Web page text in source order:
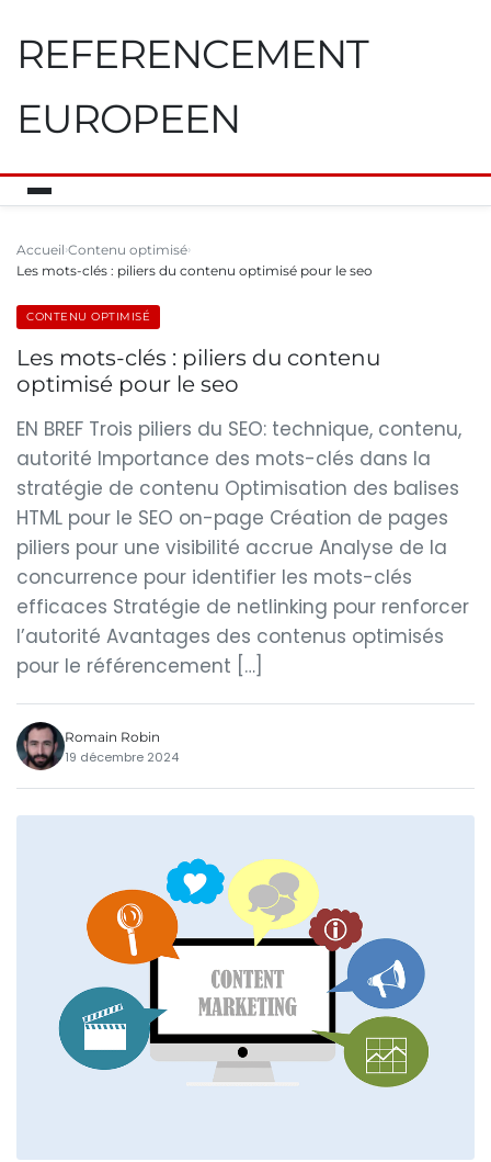
REFERENCEMENT
EUROPEEN
Accueil Contenu optimisé
Les mots-clés : piliers du contenu optimisé pour le seo
CONTENU OPTIMISÉ
Les mots-clés : piliers du contenu
optimisé pour le seo
EN BREF Trois piliers du SEO: technique, contenu,
autorité Importance des mots-clés dans la
stratégie de contenu Optimisation des balises
HTML pour le SEO on-page Création de pages
piliers pour une visibilité accrue Analyse de la
concurrence pour identifier les mots-clés
efficaces Stratégie de netlinking pour renforcer
l’autorité Avantages des contenus optimisés
pour le référencement […]
Romain Robin
19 décembre 2024